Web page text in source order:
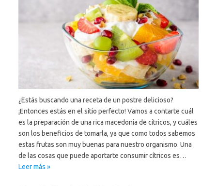
¿Estás buscando una receta de un postre delicioso?
¡Entonces estás en el sitio perfecto! Vamos a contarte cuál
es la preparación de una rica macedonia de cítricos, y cuáles
son los beneficios de tomarla, ya que como todos sabemos
estas frutas son muy buenas para nuestro organismo. Una
de las cosas que puede aportarte consumir cítricos es…
Leer más »